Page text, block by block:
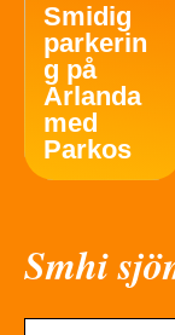
Smidig
parkerin
g på
Arlanda
med
Parkos
Smhi